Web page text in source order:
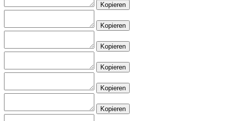
Kopieren
Kopieren
Kopieren
Kopieren
Kopieren
Kopieren